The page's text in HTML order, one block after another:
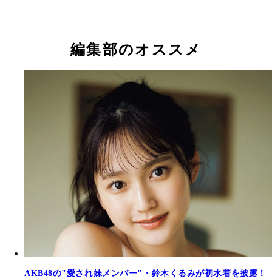
編集部のオススメ
AKB48の"愛され妹メンバー"・鈴木くるみが初水着を披露！